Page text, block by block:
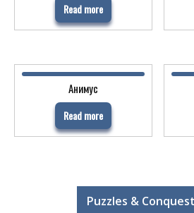
Read more
Анимус
Read more
Puzzles &